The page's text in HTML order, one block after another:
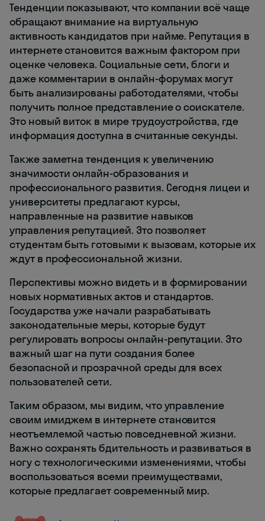
Тенденции показывают, что компании всё чаще
обращают внимание на виртуальную
активность кандидатов при найме. Репутация в
интернете становится важным фактором при
оценке человека. Социальные сети, блоги и
даже комментарии в онлайн-форумах могут
быть анализированы работодателями, чтобы
получить полное представление о соискателе.
Это новый виток в мире трудоустройства, где
информация доступна в считанные секунды.
Также заметна тенденция к увеличению
значимости онлайн-образования и
профессионального развития. Сегодня лицеи и
университеты предлагают курсы,
направленные на развитие навыков
управления репутацией. Это позволяет
студентам быть готовыми к вызовам, которые их
ждут в профессиональной жизни.
Перспективы можно видеть и в формировании
новых нормативных актов и стандартов.
Государства уже начали разрабатывать
законодательные меры, которые будут
регулировать вопросы онлайн-репутации. Это
важный шаг на пути создания более
безопасной и прозрачной среды для всех
пользователей сети.
Таким образом, мы видим, что управление
своим имиджем в интернете становится
неотъемлемой частью повседневной жизни.
Важно сохранять бдительность и развиваться в
ногу с технологическими изменениями, чтобы
воспользоваться всеми преимуществами,
которые предлагает современный мир.